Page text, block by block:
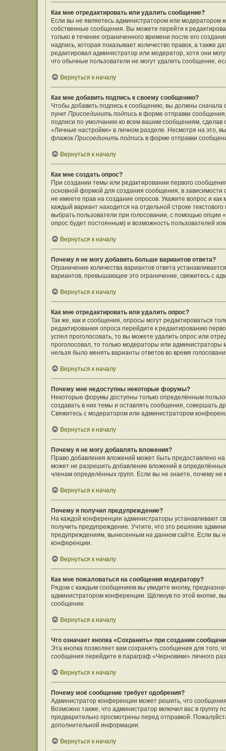
Как мне отредактировать или удалить сообщение?
Если вы не являетесь администратором или модератором
собственные сообщения. Вы можете перейти к
только в течение ограниченного времени после его
надпись, которая показывает количество правок, а также
редактировал администратор или модератор, хотя они
что обычные пользователи не могут удалить сообщение,
Вернуться к началу
Как мне добавить подпись к своему сообщению?
Чтобы добавить подпись к сообщению, вы должны сначала
пункт Присоединить подпись в форме отправки
подписи по умолчанию ко всем вашим сообщениям,
«Личные настройки» в личном разделе. Несмотря на это,
флажок Присоединить подпись в форме отправки
Вернуться к началу
Как мне создать опрос?
При создании темы или редактировании первого
основной формой для создания сообщения, в зависимости
не имеете прав на создание опросов. Укажите вопрос и
каждый вариант находится на отдельной строке
выбрать пользователи при голосовании, с помощью опции
опрос будет постоянным) и возможность пользователей
Вернуться к началу
Почему я не могу добавить больше вариантов ответа?
Ограничение количества вариантов ответа
вариантов, превышающее это ограничение, свяжитесь с
Вернуться к началу
Как мне отредактировать или удалить опрос?
Так же, как и сообщения, опросы могут редактироваться
редактирования опроса перейдите к редактированию
успел проголосовать, то вы можете удалить опрос или
проголосовал, то только модераторы или администраторы
нельзя было менять варианты ответов во время
Вернуться к началу
Почему мне недоступны некоторые форумы?
Некоторые форумы доступны только определённым
создавать в них темы и оставлять сообщения, совершать
Свяжитесь с модератором или администратором
Вернуться к началу
Почему я не могу добавлять вложения?
Право добавления вложений может быть предоставлено
может не разрешить добавление вложений в
членам определённых групп. Если вы не знаете, почему
Вернуться к началу
Почему я получил предупреждение?
На каждой конференции администраторы устанавливают
получить предупреждение. Учтите, что это решение
предупреждениям, вынесенным на данном сайте. Если вы
конференции.
Вернуться к началу
Как мне пожаловаться на сообщения модератору?
Рядом с каждым сообщением вы увидите кнопку,
администратором конференции. Щёлкнув по этой кнопке,
сообщение.
Вернуться к началу
Что означает кнопка «Сохранить» при создании
Эта кнопка позволяет вам сохранять сообщения для того,
сообщения перейдите в параграф «Черновики» личного
Вернуться к началу
Почему моё сообщение требует одобрения?
Администратор конференции может решить, что
Возможно также, что администратор включил вас в
предварительно просмотрены перед отправкой.
дополнительной информации.
Вернуться к началу